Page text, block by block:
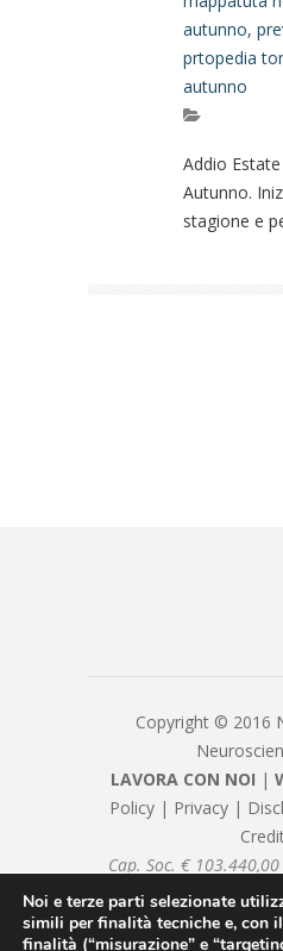
autunno,
prtopedia
autunno
Addio
Autunno.
stagione e
Copyright © 2016
LAVORA CON NOI |
Policy | Privacy |
Cap. Soc. €
1082377 - P.IVA/Cod.
nclsrl@pec.it -
Noi e terze parti selezionate
simili per finalità tecniche e, con
finalità (“misurazione” e